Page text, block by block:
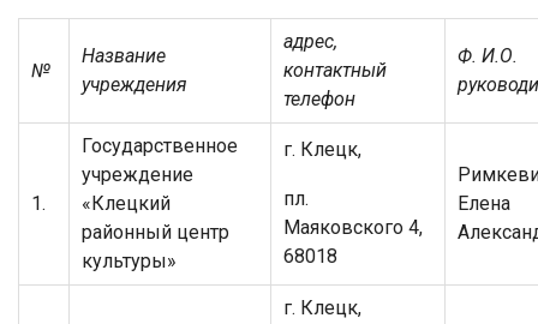
№
Название
учреждения
адрес,
контактный
телефон
Ф. И.О.
1.
Государственное
учреждение
«Клецкий
районный центр
культуры»
г. Клецк,
пл.
Маяковского 4,
68018
Елена
г. Клецк,